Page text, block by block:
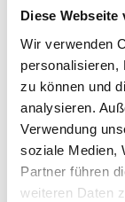
Diese Webseite
Wir verwenden
personalisieren,
zu können und
analysieren.
Verwendung
soziale Medien,
Partner führen
weiteren Daten
Keine Sorge,
werden das
Erkunden Sie